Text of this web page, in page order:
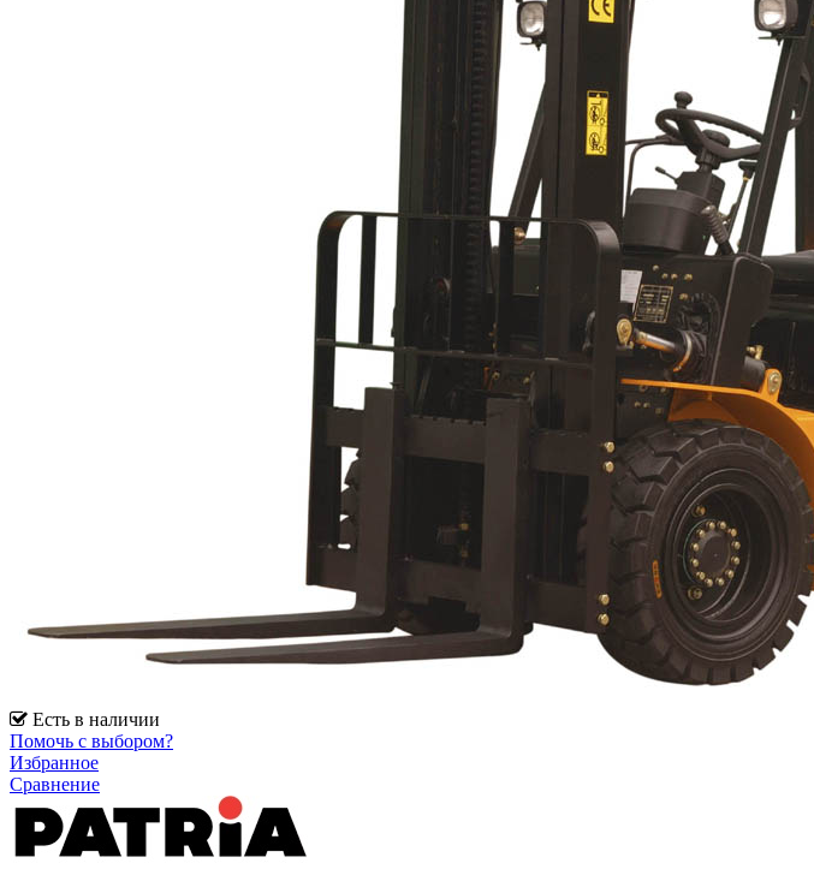
Есть в наличии
Помочь с выбором?
Избранное
Сравнение